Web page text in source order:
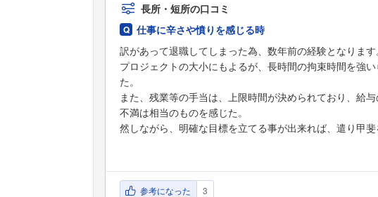
長所・短所の口コミ
仕事に辛さや憤りを感じる時
訳があって退職してしまった為、数年前の経験となります。
プロジェクトの大小にもよるが、長時間の拘束時間を強
た。
また、残業等の手当は、上限時間が決められており、給
不満は相当のものを感じた。
然しながら、明確な目標を立てる事が出来れば、遣り甲斐
参考になった 3